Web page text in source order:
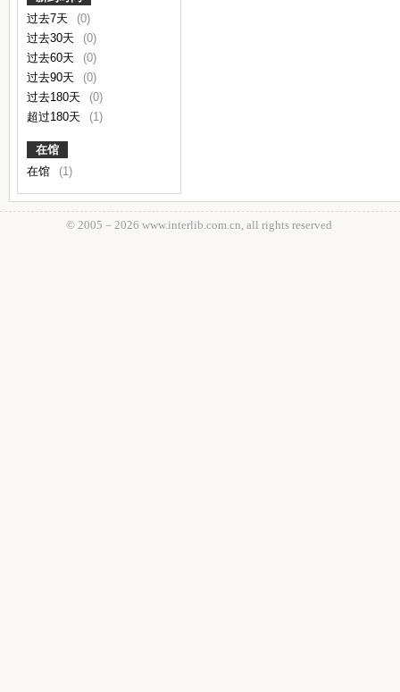
过去7天
(0)
过去30天
(0)
过去60天
(0)
过去90天
(0)
过去180天
(0)
超过180天
(1)
在馆
在馆
(1)
© 2005－ 2026 www.interlib.com.cn, all rights reserved